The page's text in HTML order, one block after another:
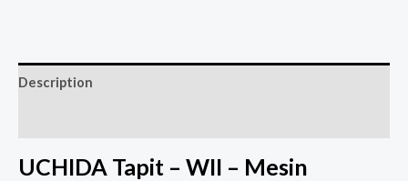
Description
UCHIDA Tapit – WII – Mesin